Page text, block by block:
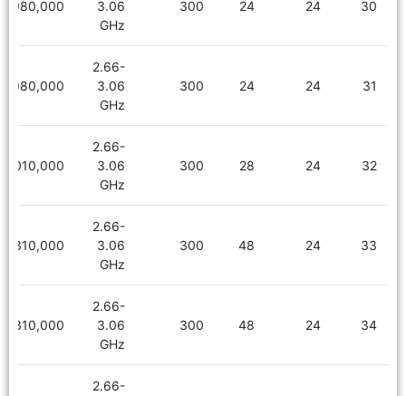
30
24
24
300
3.06
GHz
1,980,000
31
24
24
300
2.66-
3.06
GHz
1,980,000
32
24
28
300
2.66-
3.06
GHz
2,010,000
33
24
48
300
2.66-
3.06
GHz
2,310,000
34
24
48
300
2.66-
3.06
GHz
2,310,000
2.66-